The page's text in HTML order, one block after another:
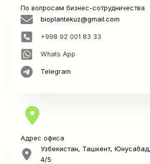
По вопросам бизнес-сотрудничества
bioplantekuz@gmail.com
+998 92 001 83 33
Whats App
Telegram
Адрес офиса
Узбекистан, Ташкент,
4/5